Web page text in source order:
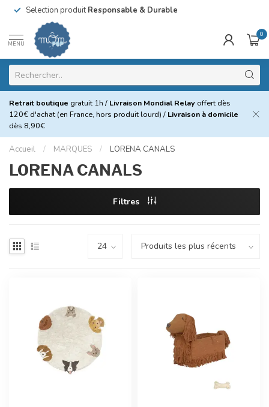
Selection produitResponsable & Durable
MENU
0
Retrait boutique gratuit 1h / Livraison Mondial Relay offert dès
120€ d'achat (en France, hors produit lourd) / Livraison à domicile
dès 8,90€
Accueil / MARQUES / LORENA CANALS
LORENA CANALS
Filtres